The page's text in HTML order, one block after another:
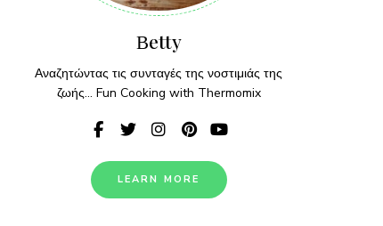
Βetty
Αναζητώντας τις συνταγές της νοστιμιάς της
ζωής... Fun Cooking with Thermomix
LEARN MORE